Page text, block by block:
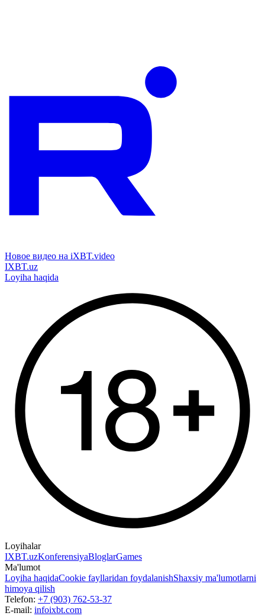
Новое видео на iXBT.video
IXBT.uz
Loyiha haqida
Loyihalar
IXBT.uzKonferensiyaBloglarGames
Ma'lumot
Loyiha haqidaCookie fayllaridan foydalanishShaxsiy ma'lumotlarni
himoya qilish
Telefon: +7 (903) 762-53-37
E-mail: infoixbt.com